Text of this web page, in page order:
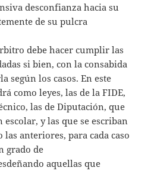
desconfianza hacia su
de su pulcra
debe hacer cumplir las
si bien, con la consabida
según los casos. En este
como leyes, las de la FIDE,
las de Diputación, que
y las que se escriban
anteriores, para cada caso
grado de
aquellas que